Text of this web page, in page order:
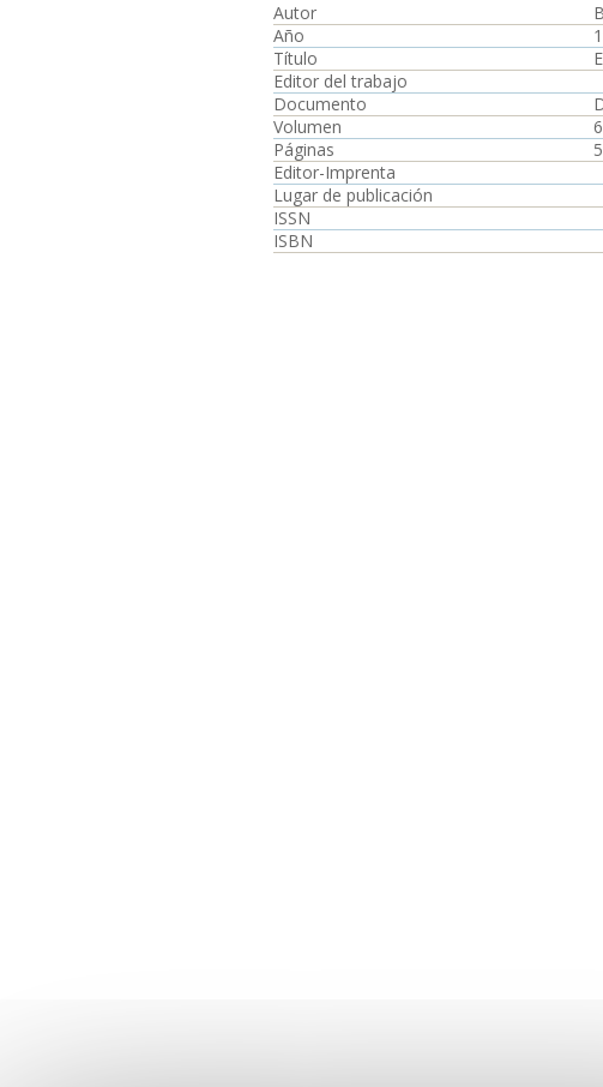
Autor
Año
Título
Editor del trabajo
Documento
Volumen
6
Páginas
Editor-Imprenta
Lugar de publicación
ISSN
ISBN